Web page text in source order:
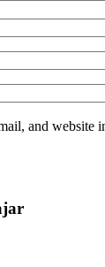
and website